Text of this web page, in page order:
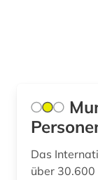
bayern (9)
Das
über